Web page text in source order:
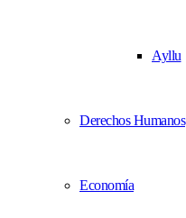
Ayllu
Derechos Humanos
Economía